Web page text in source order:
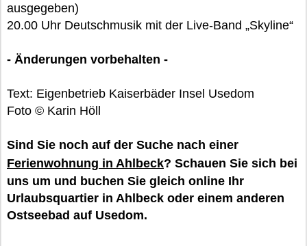
ausgegeben)
20.00 Uhr Deutschmusik mit der Live-Band „Skyline“
- Änderungen vorbehalten -
Text: Eigenbetrieb Kaiserbäder Insel Usedom
Foto © Karin Höll
Sind Sie noch auf der Suche nach einer
Ferienwohnung in Ahlbeck? Schauen Sie sich bei
uns um und buchen Sie gleich online Ihr
Urlaubsquartier in Ahlbeck oder einem anderen
Ostseebad auf Usedom.